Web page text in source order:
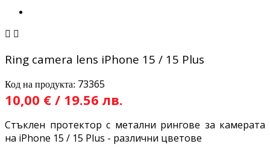
 
Ring camera lens iPhone 15 / 15 Plus
Код на продукта: 73365
10,00 € / 19.56 лв.
Стъклен протектор с метални рингове за камерата
на iPhone 15 / 15 Plus - различни цветове